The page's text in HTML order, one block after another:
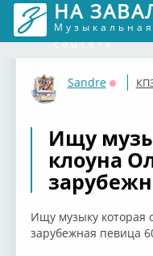
НА
Музыкальная
соцсеть
Sandre
Ищу
клоуна
Ищу музыку которая
зарубежная певица